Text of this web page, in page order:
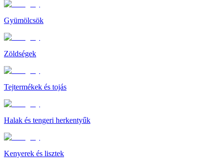
Gyümölcsök
Zöldségek
Tejtermékek és tojás
Halak és tengeri herkentyűk
Kenyerek és lisztek